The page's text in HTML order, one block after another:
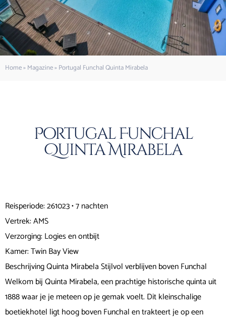
Home»Magazine»Portugal Funchal Quinta Mirabela
Portugal Funchal
Quinta Mirabela
Reisperiode: 261023 • 7 nachten
Vertrek: AMS
Verzorging: Logies en ontbijt
Kamer: Twin Bay View
Beschrijving Quinta Mirabela Stijlvol verblijven boven Funchal
Welkom bij Quinta Mirabela, een prachtige historische quinta uit
1888 waar je je meteen op je gemak voelt. Dit kleinschalige
boetiekhotel ligt hoog boven Funchal en trakteert je op een